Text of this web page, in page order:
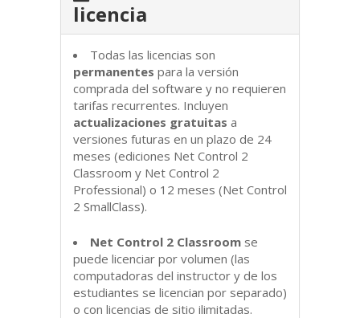
licencia
Todas las licencias son
permanentes para la versión
comprada del software y no requieren
tarifas recurrentes. Incluyen
actualizaciones gratuitas a
versiones futuras en un plazo de 24
meses (ediciones Net Control 2
Classroom y Net Control 2
Professional) o 12 meses (Net Control
2 SmallClass).
Net Control 2 Classroom se
puede licenciar por volumen (las
computadoras del instructor y de los
estudiantes se licencian por separado)
o con licencias de sitio ilimitadas.